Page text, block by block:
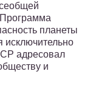
планеты
исключительно
адресовал
и